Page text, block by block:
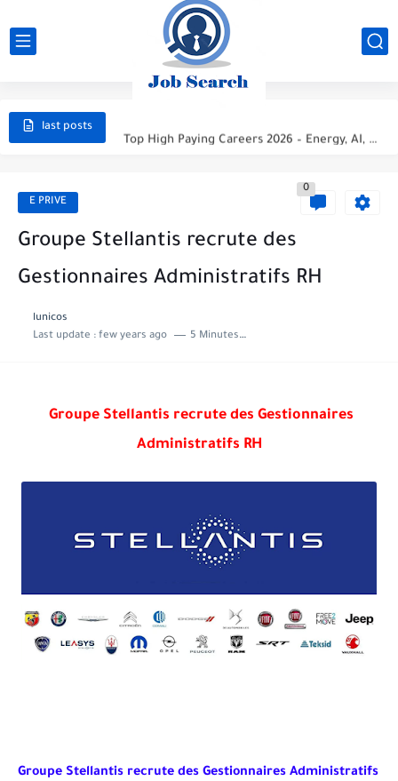
last posts
STC Careers 2026 – Saudi Arabia
Aramco Careers 2026 – Saudi Arabia
E PRIVE
0
Groupe Stellantis recrute des
Gestionnaires Administratifs RH
lunicos
Last update : few years ago 5 Minutes to read
Groupe Stellantis recrute des Gestionnaires
Administratifs RH
Groupe Stellantis recrute des Gestionnaires Administratifs